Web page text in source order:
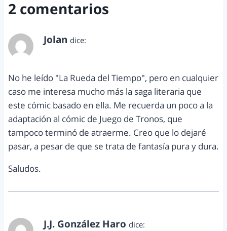
2 comentarios
Jolan dice:
No he leído "La Rueda del Tiempo", pero en cualquier
caso me interesa mucho más la saga literaria que
este cómic basado en ella. Me recuerda un poco a la
adaptación al cómic de Juego de Tronos, que
tampoco terminó de atraerme. Creo que lo dejaré
pasar, a pesar de que se trata de fantasía pura y dura.
Saludos.
J.J. González Haro dice: